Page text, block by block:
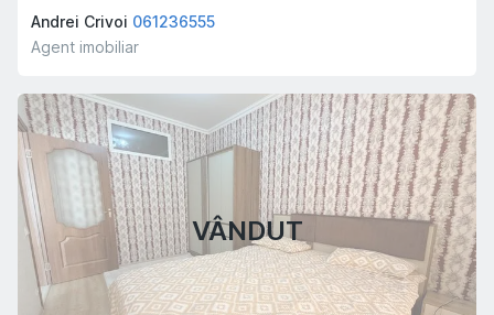
Andrei Crivoi 061236555
Agent imobiliar
VÂNDUT